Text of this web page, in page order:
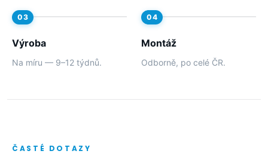
Výroba
Na míru — 9–12 týdnů.
Montáž
Odborně, po celé ČR.
ČASTÉ DOTAZY